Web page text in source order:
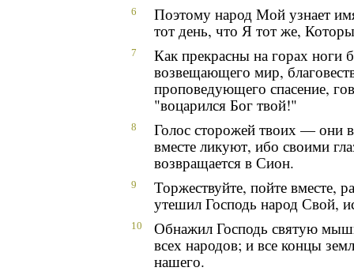
6
Поэтому народ Мой узнает
тот день, что Я тот же,
7
Как прекрасны на горах ноги
возвещающего мир,
проповедующего спасение,
"воцарился Бог твой!"
8
Голос сторожей твоих — они
вместе ликуют, ибо своими
возвращается в Сион.
9
Торжествуйте, пойте вместе,
утешил Господь народ Свой,
10
Обнажил Господь святую
всех народов; и все концы
нашего.